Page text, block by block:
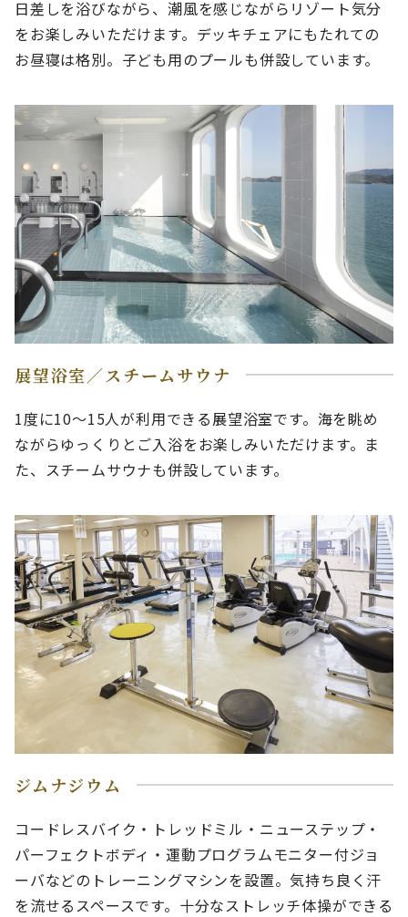
日差しを浴びながら、潮風を感じながらリゾート気分
をお楽しみいただけます。デッキチェアにもたれての
お昼寝は格別。子ども用のプールも併設しています。
展望浴室／スチームサウナ
1度に10～15人が利用できる展望浴室です。海を眺め
ながらゆっくりとご入浴をお楽しみいただけます。ま
た、スチームサウナも併設しています。
ジムナジウム
コードレスバイク・トレッドミル・ニューステップ・
パーフェクトボディ・運動プログラムモニター付ジョ
ーバなどのトレーニングマシンを設置。気持ち良く汗
を流せるスペースです。十分なストレッチ体操ができる